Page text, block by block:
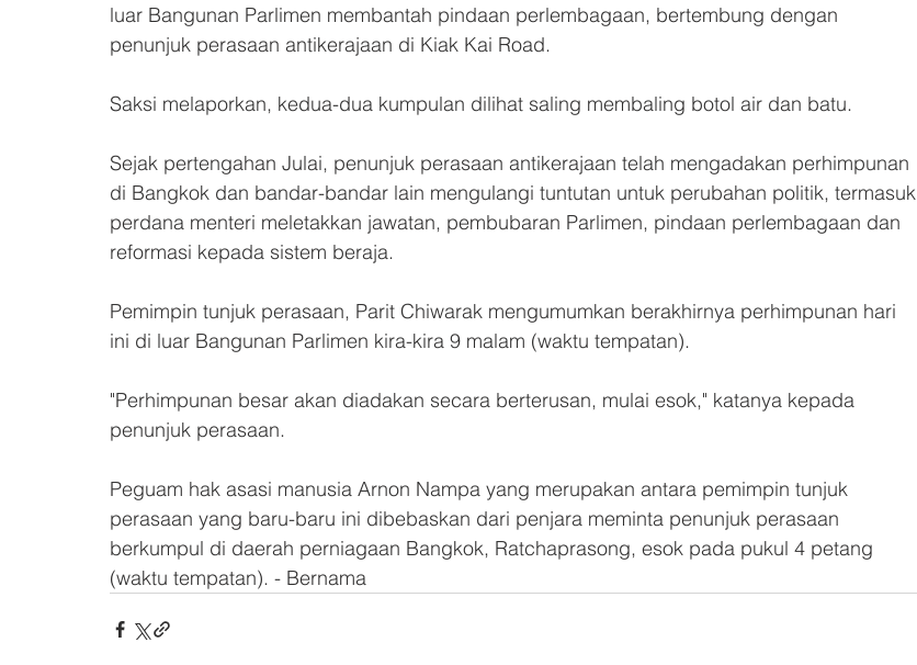
luar Bangunan Parlimen membantah pindaan perlembagaan, bertembung dengan
penunjuk perasaan antikerajaan di Kiak Kai Road.
Saksi melaporkan, kedua-dua kumpulan dilihat saling membaling botol air dan batu.
Sejak pertengahan Julai, penunjuk perasaan antikerajaan telah mengadakan perhimpunan
di Bangkok dan bandar-bandar lain mengulangi tuntutan untuk perubahan politik, termasuk
perdana menteri meletakkan jawatan, pembubaran Parlimen, pindaan perlembagaan dan
reformasi kepada sistem beraja.
Pemimpin tunjuk perasaan, Parit Chiwarak mengumumkan berakhirnya perhimpunan hari
ini di luar Bangunan Parlimen kira-kira 9 malam (waktu tempatan).
"Perhimpunan besar akan diadakan secara berterusan, mulai esok," katanya kepada
penunjuk perasaan.
Peguam hak asasi manusia Arnon Nampa yang merupakan antara pemimpin tunjuk
perasaan yang baru-baru ini dibebaskan dari penjara meminta penunjuk perasaan
berkumpul di daerah perniagaan Bangkok, Ratchaprasong, esok pada pukul 4 petang
(waktu tempatan). - Bernama